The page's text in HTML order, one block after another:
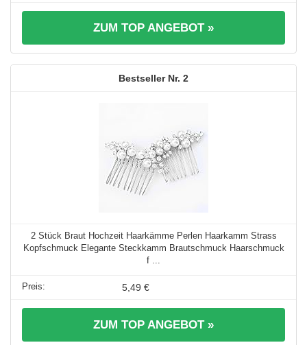
ZUM TOP ANGEBOT »
2
2 Stück Braut Hochzeit Haarkämme Perlen Haarkamm Strass
Kopfschmuck Elegante Steckkamm Brautschmuck Haarschmuck
f ...
5,49 €
ZUM TOP ANGEBOT »